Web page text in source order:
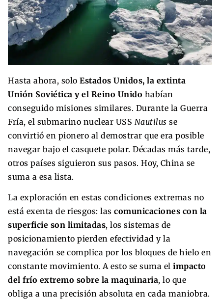
Hasta ahora, solo Estados Unidos, la extinta
Unión Soviética y el Reino Unido habían
conseguido misiones similares. Durante la Guerra
Fría, el submarino nuclear USS Nautilus se
convirtió en pionero al demostrar que era posible
navegar bajo el casquete polar. Décadas más tarde,
otros países siguieron sus pasos. Hoy, China se
suma a esa lista.
La exploración en estas condiciones extremas no
está exenta de riesgos: las comunicaciones con la
superficie son limitadas, los sistemas de
posicionamiento pierden efectividad y la
navegación se complica por los bloques de hielo en
constante movimiento. A esto se suma el impacto
del frío extremo sobre la maquinaria, lo que
obliga a una precisión absoluta en cada maniobra.